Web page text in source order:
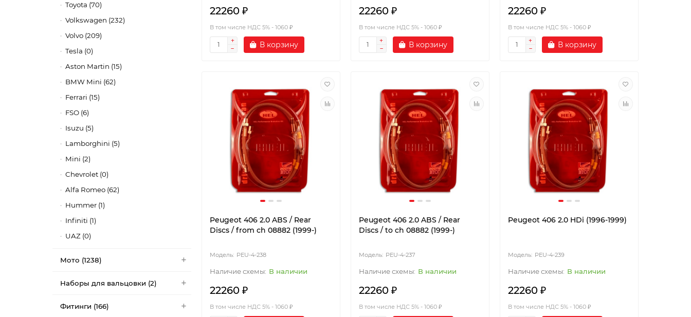
Toyota (70)
Volkswagen (232)
Volvo (209)
Tesla (0)
Aston Martin (15)
BMW Mini (62)
Ferrari (15)
FSO (6)
Isuzu (5)
Lamborghini (5)
Mini (2)
Chevrolet (0)
Alfa Romeo (62)
Hummer (1)
Infiniti (1)
UAZ (0)
Мото (1238)
Наборы для вальцовки (2)
Фитинги (166)
22260 ₽
В том числе НДС 5% - 1060 ₽
В корзину
22260 ₽
В том числе НДС 5% - 1060 ₽
В корзину
22260 ₽
В том числе НДС 5% - 1060 ₽
В корзину
Peugeot 406 2.0 ABS / Rear
Discs / from ch 08882 (1999-)
PEU-4-238
В наличии
22260 ₽
В том числе НДС 5% - 1060 ₽
Peugeot 406 2.0 ABS / Rear
Discs / to ch 08882 (1999-)
PEU-4-237
В наличии
22260 ₽
В том числе НДС 5% - 1060 ₽
Peugeot 406 2.0 HDi (1996-1999)
PEU-4-239
В наличии
22260 ₽
В том числе НДС 5% - 1060 ₽